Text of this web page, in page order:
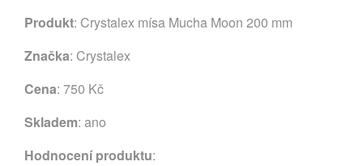
Produkt: Crystalex mísa Mucha Moon 200 mm
Značka: Crystalex
Cena: 750 Kč
Skladem: ano
Hodnocení produktu: